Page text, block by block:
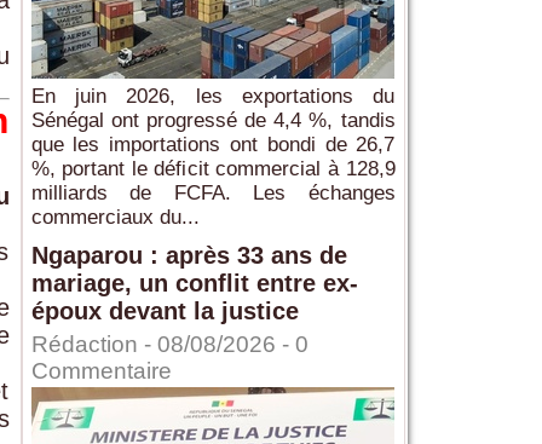
En juin 2026, les exportations du
Sénégal ont progressé de 4,4 %, tandis
que les importations ont bondi de 26,7
%, portant le déficit commercial à 128,9
milliards de FCFA. Les échanges
commerciaux du...
Ngaparou : après 33 ans de
mariage, un conflit entre ex-
époux devant la justice
Rédaction - 08/08/2026 - 0
Commentaire